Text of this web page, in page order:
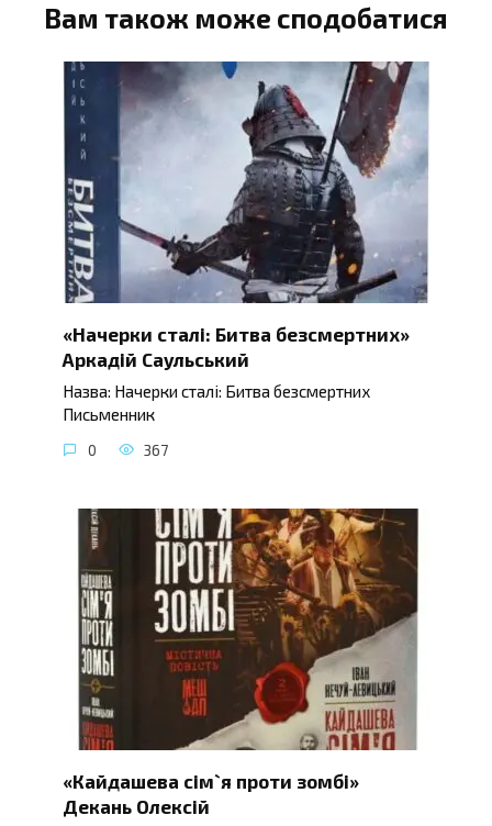
Вам також може сподобатися
«Начерки сталі: Битва безсмертних»
Аркадій Саульський
Назва: Начерки сталі: Битва безсмертних
Письменник
0 367
«Кайдашева сім`я проти зомбі»
Декань Олексій